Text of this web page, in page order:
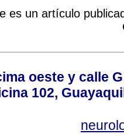
es un artículo
oeste y calle
102,